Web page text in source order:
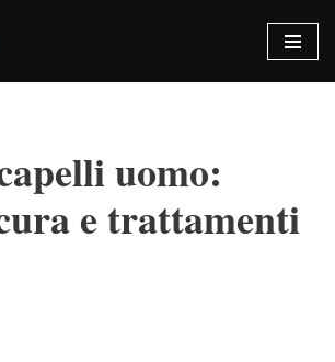
uomo:
e trattamenti